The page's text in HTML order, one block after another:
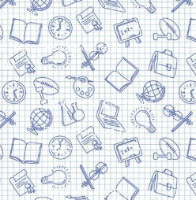
Усі права захищені
Оплата та доставка
Повернення та
обмін
Договір оферти